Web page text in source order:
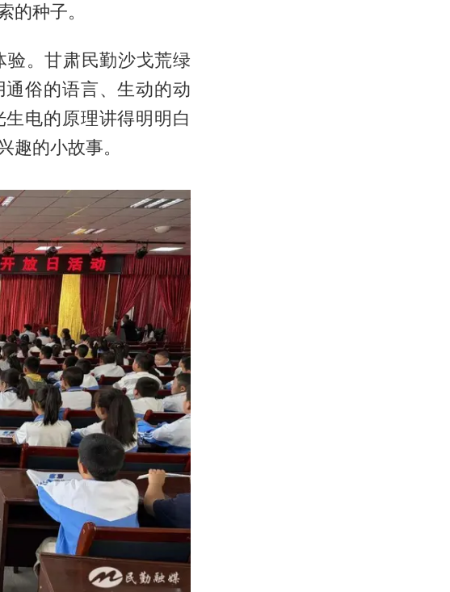
的种子。
。甘肃民勤沙戈荒绿
俗的语言、生动的动
电的原理讲得明明白
趣的小故事。